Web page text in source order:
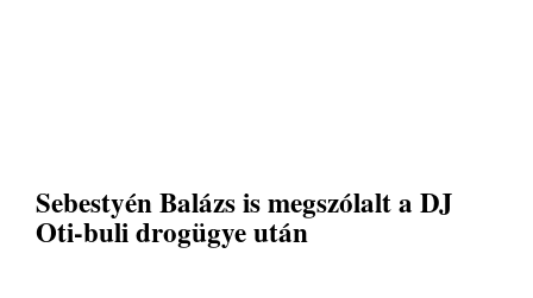
Sebestyén Balázs is megszólalt a DJ
Oti-buli drogügye után